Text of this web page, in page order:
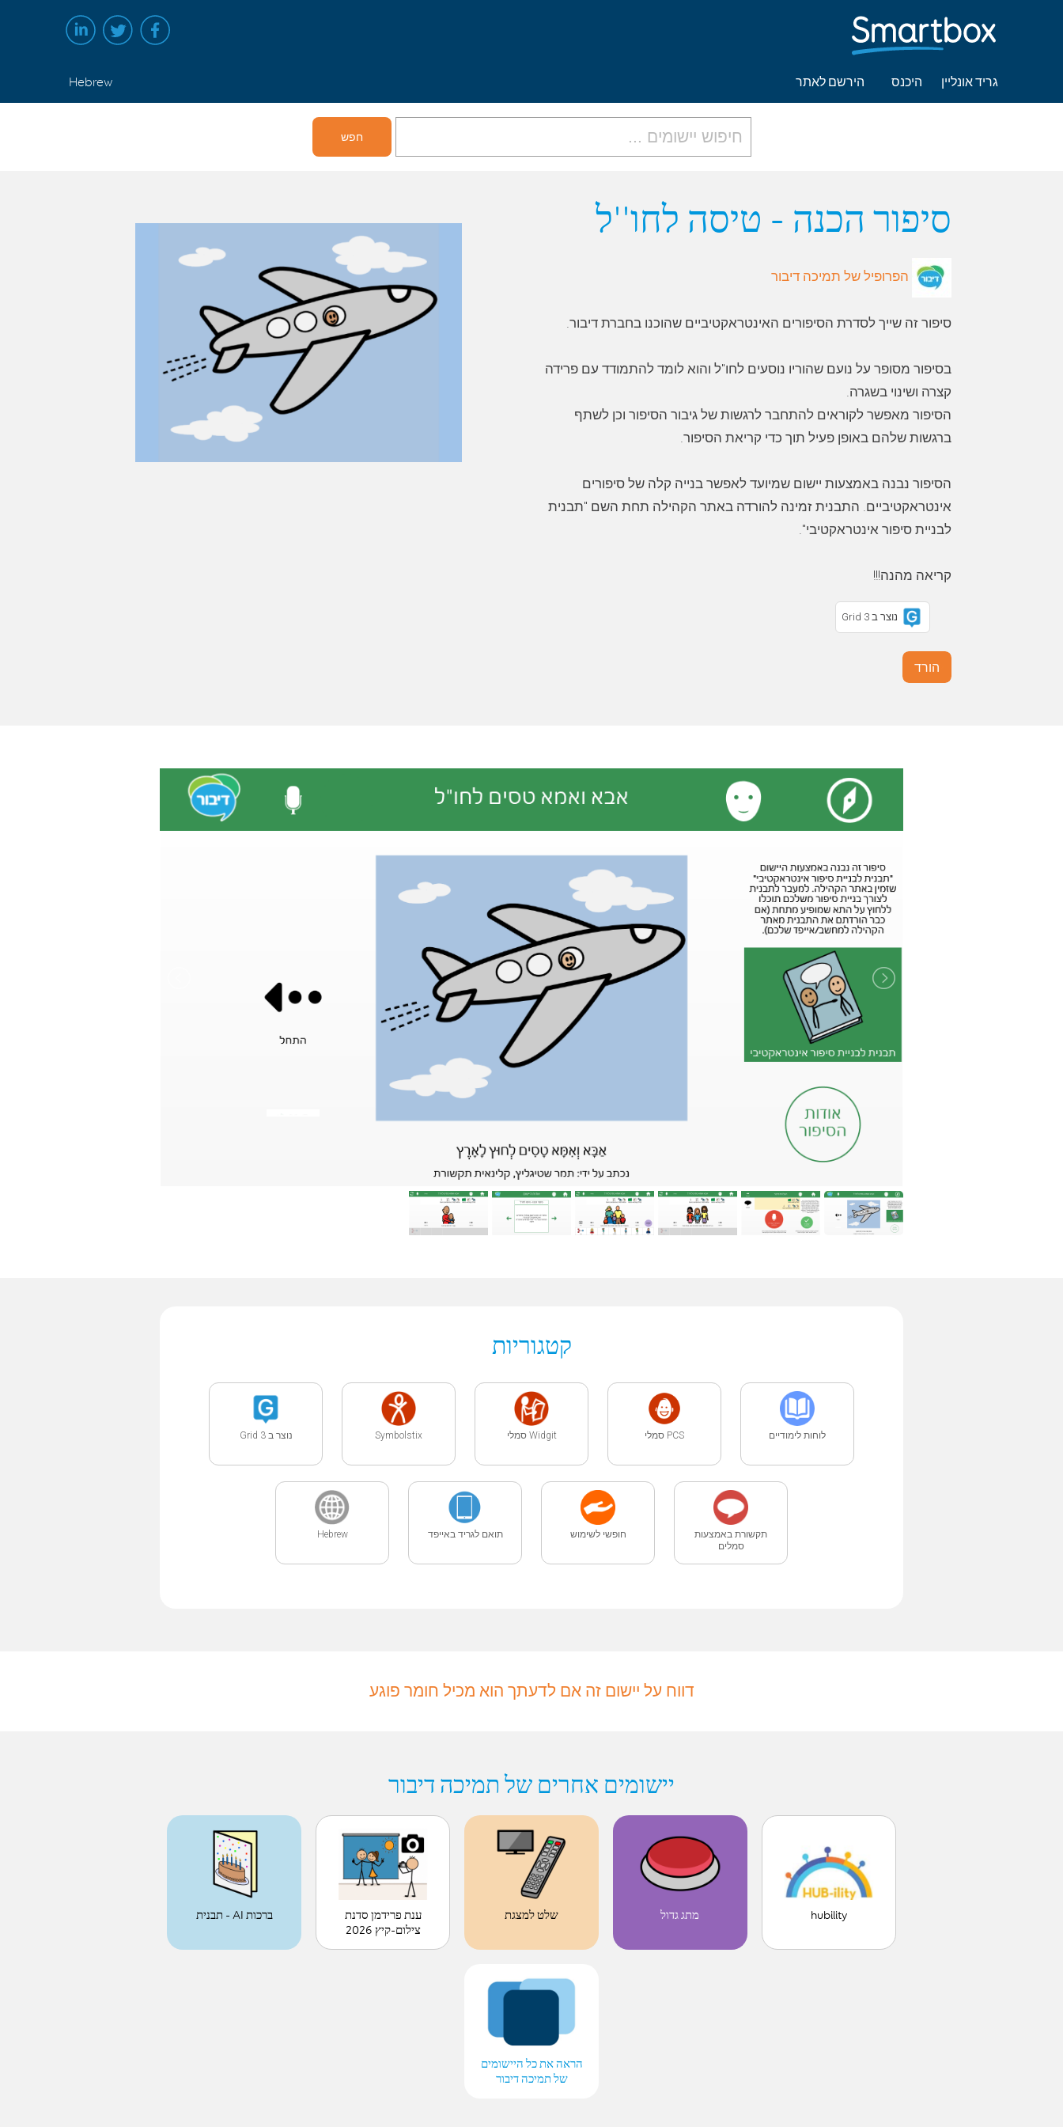
גריד אונליין היכנס הירשם לאתר Hebrew
סיפור הכנה - טיסה לחו''ל
הפרופיל של תמיכה דיבור
בסיפור מסופר על נועם שהוריו נוסעים לחו"ל והוא לומד להתמודד עם פרידה
הסיפור מאפשר לקוראים להתחבר לרגשות של גיבור הסיפור וכן לשתף
הסיפור נבנה באמצעות יישום שמיועד לאפשר בנייה קלה של סיפורים
אינטראקטיביים. התבנית זמינה להורדה באתר הקהילה תחת השם "תבנית
קריאה מהנה!!!
נוצר ב Grid 3
הורד
קטגוריות
לוחות לימודיים PCS סמלי Widgit סמלי Symbolstix נוצר ב Grid 3
תקשורת באמצעות
סמלים
חופשי לשימוש תואם לגריד באייפד Hebrew
דווח על יישום זה אם לדעתך הוא מכיל חומר פוגע
יישומים אחרים של תמיכה דיבור
hubility מתג גדול שלט למצגת
ענת פרידמן סדנת
צילום-קיץ 2026
ברכות AI - תבנית
הראה את כל היישומים
של תמיכה דיבור